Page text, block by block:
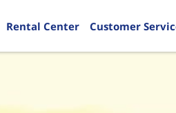
Rental Center Customer